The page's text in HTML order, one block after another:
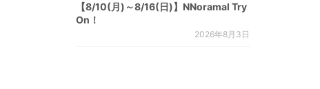
【8/10(月)～8/16(日)】NNoramal Try
On！
2026年8月3日